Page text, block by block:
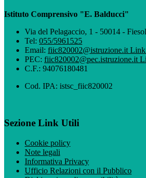
Istituto Comprensivo "E. Balducci"
Via del Pelagaccio, 1 - 50014 -
Tel: 055/5961525
Email: fiic820002@istruzione.it Link
PEC: fiic820002@pec.istruzione.it
C.F.: 94076180481
Cod. IPA: istsc_fiic820002
Sezione Link Utili
Cookie policy
Note legali
Informativa Privacy
Ufficio Relazioni con il Pubblico